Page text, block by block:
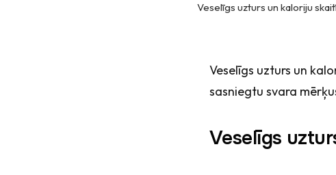
Veselīgs uzturs un kaloriju
Veselīgs uzturs un
sasniegtu svara
Veselīgs